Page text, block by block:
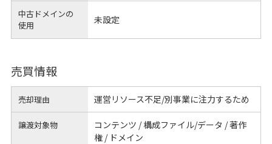
中古ドメインの
使用
未設定
売買情報
売却理由 運営リソース不足/別事業に注力するため
譲渡対象物
コンテンツ / 構成ファイル/データ / 著作
権 / ドメイン